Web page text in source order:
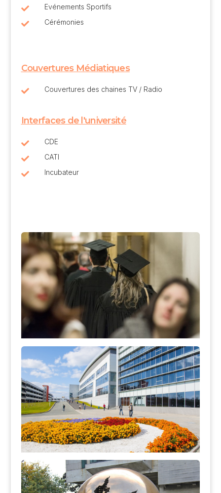
 Evénements Sportifs
 Cérémonies
Couvertures Médiatiques
 Couvertures des chaines TV / Radio
Interfaces de l'université
 CDE
 CATI
 Incubateur
Etudiants
vidéos crées par et pour l’étudiant
voir Vidéos
Discipline
Facultés et Instituts
voir les vidéos
Catalogue Thématique